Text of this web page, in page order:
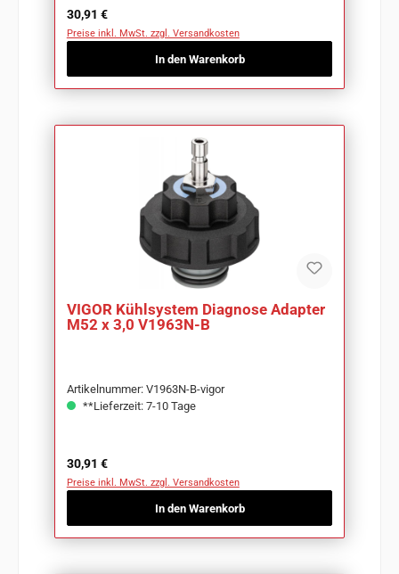
Regulärer Preis:
30,91 €
Preise inkl. MwSt. zzgl. Versandkosten
In den Warenkorb
VIGOR Kühlsystem Diagnose Adapter
M52 x 3,0 V1963N-B
Artikelnummer: V1963N-B-vigor
**Lieferzeit: 7-10 Tage
Regulärer Preis:
30,91 €
Preise inkl. MwSt. zzgl. Versandkosten
In den Warenkorb